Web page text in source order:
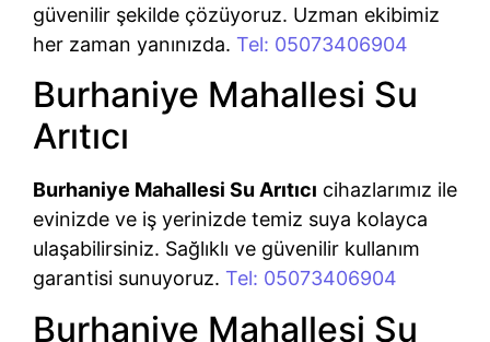
güvenilir şekilde çözüyoruz. Uzman ekibimiz
her zaman yanınızda. Tel: 05073406904
Burhaniye Mahallesi Su
Arıtıcı
Burhaniye Mahallesi Su Arıtıcı cihazlarımız ile
evinizde ve iş yerinizde temiz suya kolayca
ulaşabilirsiniz. Sağlıklı ve güvenilir kullanım
garantisi sunuyoruz. Tel: 05073406904
Burhaniye Mahallesi Su